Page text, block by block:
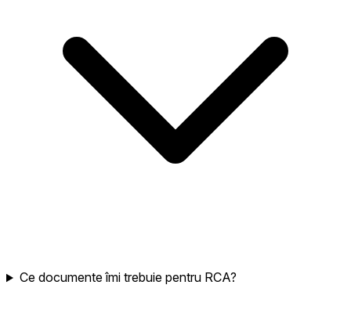
Ce documente îmi trebuie pentru RCA?